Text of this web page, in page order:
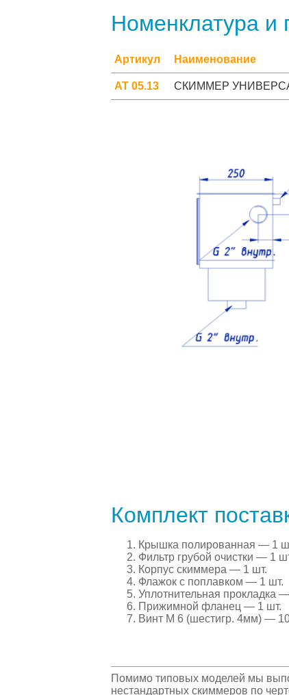
Номенклатура и
Артикул Наименование
АТ 05.13 СКИММЕР
Комплект
Крышка полированная — 1
Фильтр грубой очистки — 1
Корпус скиммера — 1 шт.
Флажок с поплавком — 1 шт.
Уплотнительная прокладка
Прижимной фланец — 1 шт.
Винт М 6 (шестигр. 4мм) —
Помимо типовых моделей мы
нестандартных скиммеров по